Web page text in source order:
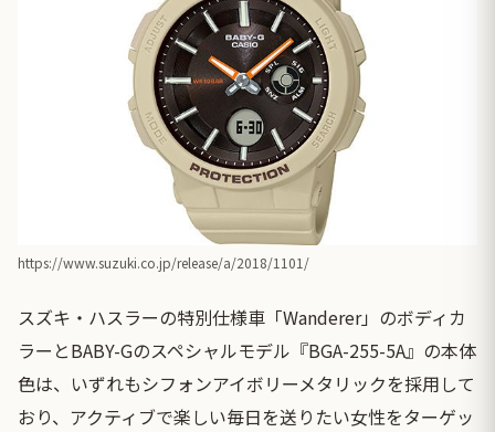
https://www.suzuki.co.jp/release/a/2018/1101/
スズキ・ハスラーの特別仕様車「Wanderer」のボディカ
ラーとBABY-Gのスペシャルモデル『BGA-255-5A』の本体
色は、いずれもシフォンアイボリーメタリックを採用して
おり、アクティブで楽しい毎日を送りたい女性をターゲッ